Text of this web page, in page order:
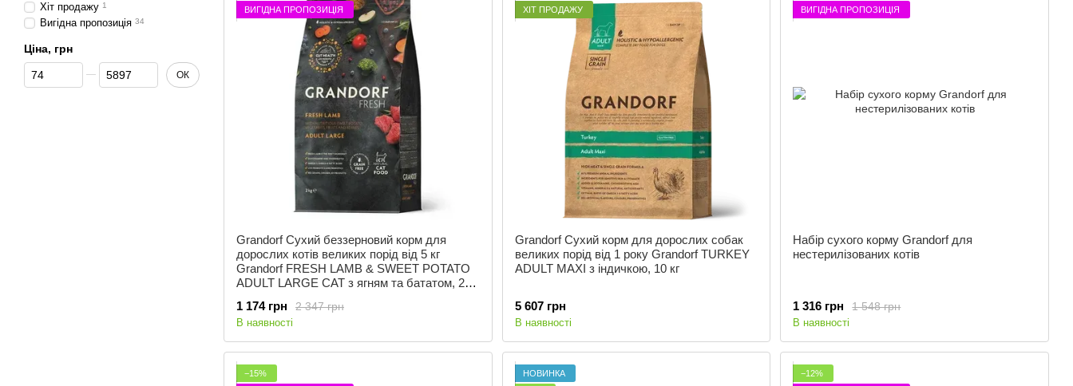
ВИГІДНА ПРОПОЗИЦІЯ
Grandorf Сухий беззерновий корм для
дорослих котів великих порід від 5 кг
Grandorf FRESH LAMB & SWEET POTATO
ADULT LARGE CAT з ягням та бататом, 2 кг,
2 347 грн
1 174 грн
В наявності
ХІТ ПРОДАЖУ
Grandorf Сухий корм для дорослих собак
великих порід від 1 року Grandorf TURKEY
ADULT MAXI з індичкою, 10 кг
5 607 грн
В наявності
ВИГІДНА ПРОПОЗИЦІЯ
Набір сухого корму Grandorf для
нестерилізованих котів
1 548 грн
1 316 грн
В наявності
−15%
НОВИНКА
−12%
Хіт продажу 1
Вигідна пропозиція 34
Ціна, грн
Від Ціна, грн
До Ціна, грн ОК